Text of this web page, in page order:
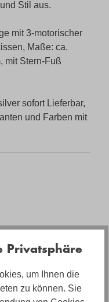
Stil aus.
mit 3-motorischer
Maße: ca.
mit Stern-Fuß
sofort Lieferbar,
und Farben mit
Privatsphäre
um Ihnen die
zu können. Sie